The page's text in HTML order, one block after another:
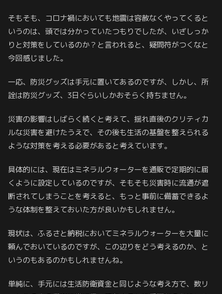
そもそも、コロナ禍においても地震は容赦なくやってくると
いうのは、頭では分かっていたつもりでしたが、いざしっか
りと対策をしているのか？と言われると、疑問符がつくなと
今回感じました。
一応、防災グッズは手元に置いてあるのですが、しかし、所
詮は防災グッズ、3日ぐらいしかおそらく持ちません。
災害の影響はしばらく続くと考えて、揺れ直後のクリティカ
ルな災害を避けたうえで、その後も生活の基盤を整えられる
ような対策を考える必要があると考えています。
具体的には、現在はミネラルウォーターを通販で定期的に届
くように設定しているのですが、そもそも災害時に流通が遮
断されてしまうことを考えると、もっと事前に備蓄できるよ
うな体制を整えておいた方が良いかもしれません。
現状は、ふるさと納税においてミネラルウォーターを大量に
頼んでおいているのですが、この辺りをどう考えるのか、と
いうのもあるのかもしれませんね。
単純に、手元には生活防衛資金と同じような考え方で、数リ